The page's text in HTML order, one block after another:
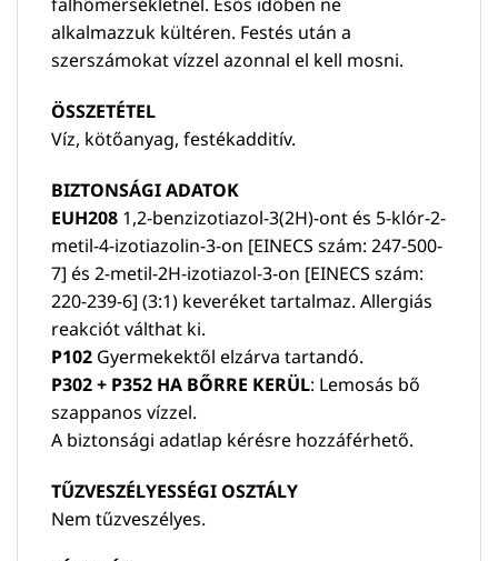
alkalmazzuk kültéren. Festés után a
szerszámokat vízzel azonnal el kell mosni.
ÖSSZETÉTEL
Víz, kötőanyag, festékadditív.
BIZTONSÁGI ADATOK
EUH208 1,2-benzizotiazol-3(2H)-ont és 5-klór-2-
metil-4-izotiazolin-3-on [EINECS szám: 247-500-
7] és 2-metil-2H-izotiazol-3-on [EINECS szám:
220-239-6] (3:1) keveréket tartalmaz. Allergiás
reakciót válthat ki.
P102 Gyermekektől elzárva tartandó.
P302 + P352 HA BŐRRE KERÜL: Lemosás bő
szappanos vízzel.
A biztonsági adatlap kérésre hozzáférhető.
TŰZVESZÉLYESSÉGI OSZTÁLY
Nem tűzveszélyes.